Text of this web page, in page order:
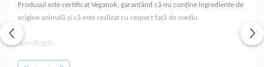
Produsul este certificat Veganok, garantând că nu conține ingrediente de
origine animală și că este realizat cu respect față de mediu.
Specificații: